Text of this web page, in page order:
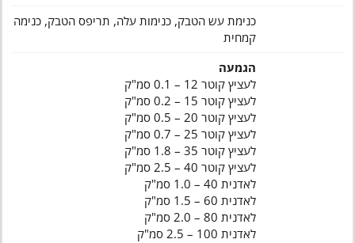
כנימת עש הטבק, כנימות עלה, תריפס הטבק, כנימה
קמחית
הגמעה
לעציץ קוטר 12 – 0.1 סמ"ק
לעציץ קוטר 15 – 0.2 סמ"ק
לעציץ קוטר 20 – 0.5 סמ"ק
לעציץ קוטר 25 – 0.7 סמ"ק
לעציץ קוטר 35 – 1.8 סמ"ק
לעציץ קוטר 40 – 2.5 סמ"ק
לאדנית 40 – 1.0 סמ"ק
לאדנית 60 – 1.5 סמ"ק
לאדנית 80 – 2.0 סמ"ק
לאדנית 100 – 2.5 סמ"ק